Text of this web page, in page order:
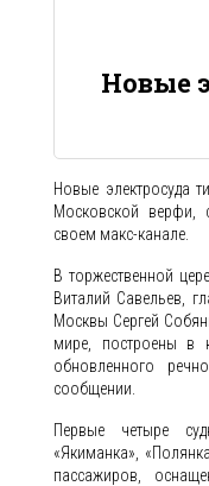
Новые
Новые электросуда
Московской верфи,
своем макс-канале.
В торжественной
Виталий Савельев,
Москвы Сергей
мире, построены в
обновленного
сообщении.
Первые четыре
«Якиманка»,
пассажиров,